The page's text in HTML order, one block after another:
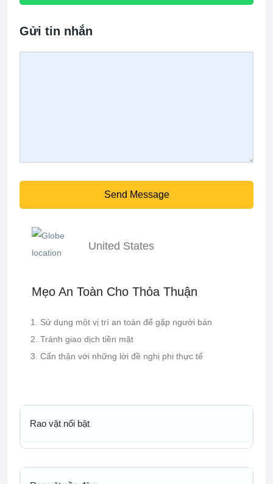
Gửi tin nhắn
Send Message
United States
Mẹo An Toàn Cho Thỏa Thuận
Sử dụng một vị trí an toàn để gặp người bán
Tránh giao dịch tiền mặt
Cẩn thận với những lời đề nghị phi thực tế
Rao vặt nổi bật